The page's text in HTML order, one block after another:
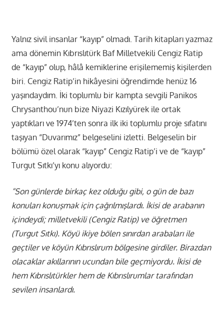
Yalnız sivil insanlar “kayıp” olmadı. Tarih kitapları yazmaz
ama dönemin Kıbrıslıtürk Baf Milletvekili Cengiz Ratip
de “kayıp” olup, hâlâ kemiklerine erişilememiş kişilerden
biri. Cengiz Ratip’in hikâyesini öğrendimde henüz 16
yaşındaydım. İki toplumlu bir kampta sevgili Panikos
Chrysanthou’nun bize Niyazi Kızılyürek ile ortak
yaptıkları ve 1974’ten sonra ilk iki toplumlu proje sıfatını
taşıyan “Duvarımız” belgeselini izletti. Belgeselin bir
bölümü özel olarak “kayıp” Cengiz Ratip’i ve de “kayıp”
Turgut Sıtkı’yı konu alıyordu:
“Son günlerde birkaç kez olduğu gibi, o gün de bazı
konuları konuşmak için çağrılmışlardı. İkisi de arabanın
içindeydi; milletvekili (Cengiz Ratip) ve öğretmen
(Turgut Sıtkı). Köyü ikiye bölen sınırdan arabaları ile
geçtiler ve köyün Kıbrıslırum bölgesine girdiler. Birazdan
olacaklar akıllarının ucundan bile geçmiyordu. İkisi de
hem Kıbrıslıtürkler hem de Kıbrıslırumlar tarafından
sevilen insanlardı.